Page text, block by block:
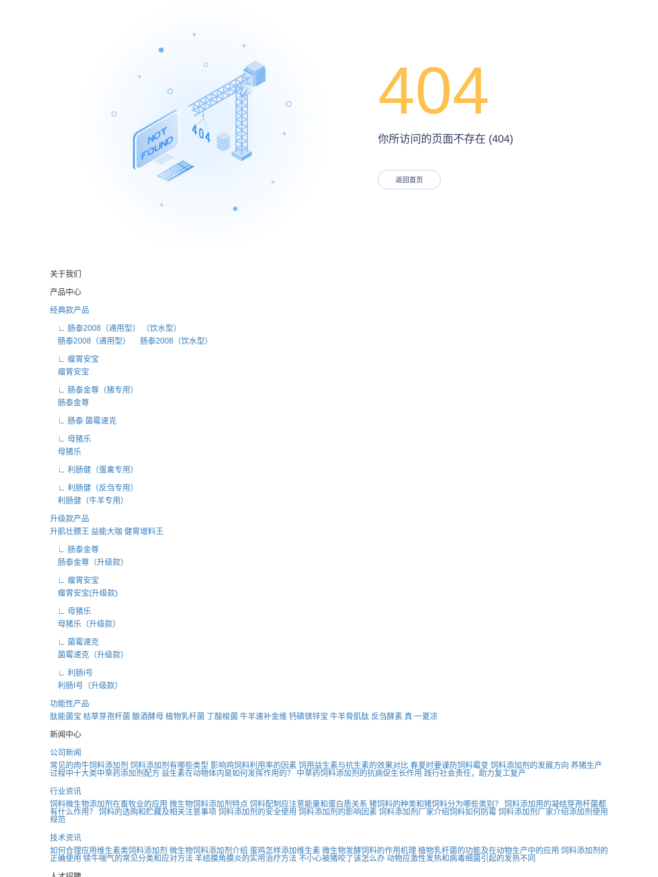
404
你所访问的页面不存在 (404)
返回首页
关于我们
产品中心
经典款产品
∟ 肠泰2008（通用型） （饮水型）
肠泰2008（通用型）
肠泰2008（饮水型）
∟ 瘤胃安宝
瘤胃安宝
∟ 肠泰金尊（猪专用）
肠泰金尊
∟ 肠泰 菌霉速克
∟ 母猪乐
母猪乐
∟ 利肠健（蛋禽专用）
∟ 利肠健（反刍专用）
利肠健（牛羊专用）
升级款产品
升肌壮膘王 益能大咖 健胃增料王
∟ 肠泰金尊
肠泰金尊（升级款）
∟ 瘤胃安宝
瘤胃安宝(升级款)
∟ 母猪乐
母猪乐（升级款）
∟ 菌霉速克
菌霉速克（升级款）
∟ 利肠I号
利肠I号（升级款）
功能性产品
肽能菌宝 枯草芽孢杆菌 酿酒酵母 植物乳杆菌 丁酸梭菌 牛羊速补金维 钙磷镁锌宝 牛羊骨肌肽 反刍酵素 真 一夏凉
新闻中心
公司新闻
常见的肉牛饲料添加剂 饲料添加剂有哪些类型 影响鸡饲料利用率的因素 饲用益生素与抗生素的效果对比 春夏时要谨防饲料霉变 饲料添加剂的发展方向 养猪生产
过程中十大类中草药添加剂配方 益生素在动物体内是如何发挥作用的？ 中草药饲料添加剂的抗病促生长作用 践行社会责任，助力复工复产
行业资讯
饲料微生物添加剂在畜牧业的应用 微生物饲料添加剂特点 饲料配制应注意能量和蛋白质关系 猪饲料的种类和猪饲料分为哪些类别？
饲料添加用的凝结芽孢杆菌都
有什么作用？
饲料的选购和贮藏及相关注意事项 饲料添加剂的安全使用 饲料添加剂的影响因素 饲料添加剂厂家介绍饲料如何防霉 饲料添加剂厂家介绍添加剂使用
规范
技术资讯
如何合理应用维生素类饲料添加剂 微生物饲料添加剂介绍 蛋鸡怎样添加维生素 微生物发酵饲料的作用机理 植物乳杆菌的功能及在动物生产中的应用 饲料添加剂的
正确使用 犊牛喘气的常见分类和应对方法 羊结膜角膜炎的实用治疗方法 不小心被猪咬了该怎么办 动物应激性发热和病毒细菌引起的发热不同